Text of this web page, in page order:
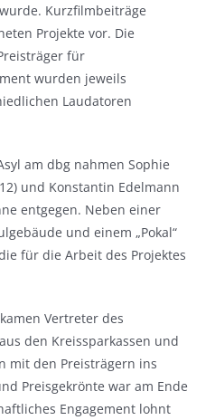
Kurzfilmbeiträge
Projekte vor. Die
für
wurden jeweils
Laudatoren
am dbg nahmen Sophie
und Konstantin Edelmann
entgegen. Neben einer
und einem „Pokal“
für die Arbeit des Projektes
Vertreter des
den Kreissparkassen und
mit den Preisträgern ins
Preisgekrönte war am Ende
Engagement lohnt